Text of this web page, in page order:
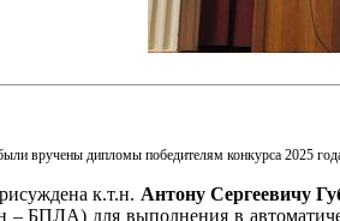
вручены дипломы победителям конкурса 2025
к.т.н. Антону Сергеевичу
– БПЛА) для выполнения в